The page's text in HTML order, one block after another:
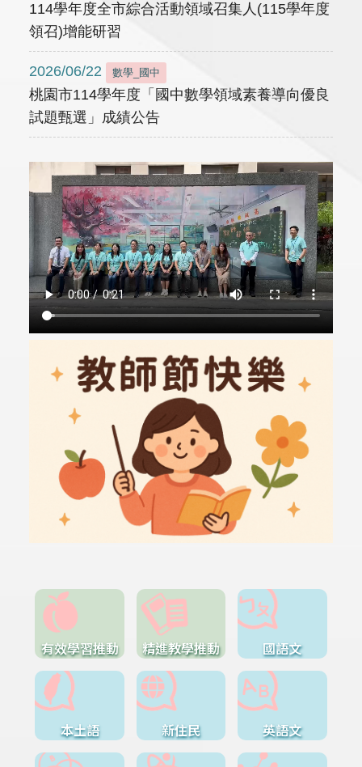
114學年度全市綜合活動領域召集人(115學年度
領召)增能研習
2026/06/22 數學_國中
桃園市114學年度「國中數學領域素養導向優良
試題甄選」成績公告
有效學習推動 精進教學推動 國語文
本土語 新住民 英語文